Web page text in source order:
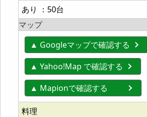
あり ：50台
マップ
▲ Googleマップで確認する
▲ Yahoo!Map で確認する
▲ Mapionで確認する
料理